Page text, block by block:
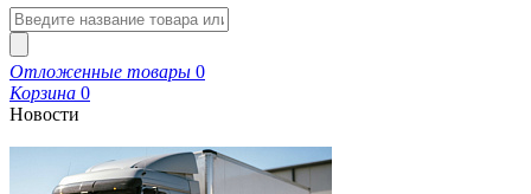
Отложенные товары 0
Корзина 0
Новости